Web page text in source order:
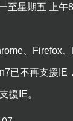
至星期五 上午
、Firefox
已不再支援IE
援IE。